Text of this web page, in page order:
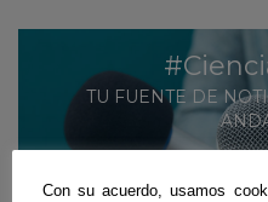
TU FUENTE DE
Con su acuerdo, usamos